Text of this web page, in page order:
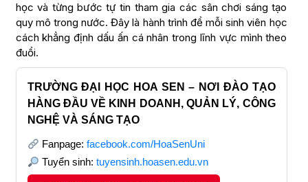
học và từng bước tự tin tham gia các sân chơi sáng tạo
quy mô trong nước. Đây là hành trình để mỗi sinh viên học
cách khẳng định dấu ấn cá nhân trong lĩnh vực mình theo
đuổi.
TRƯỜNG ĐẠI HỌC HOA SEN – NƠI ĐÀO TẠO
HÀNG ĐẦU VỀ KINH DOANH, QUẢN LÝ, CÔNG
NGHỆ VÀ SÁNG TẠO
Fanpage: facebook.com/HoaSenUni
Tuyển sinh: tuyensinh.hoasen.edu.vn